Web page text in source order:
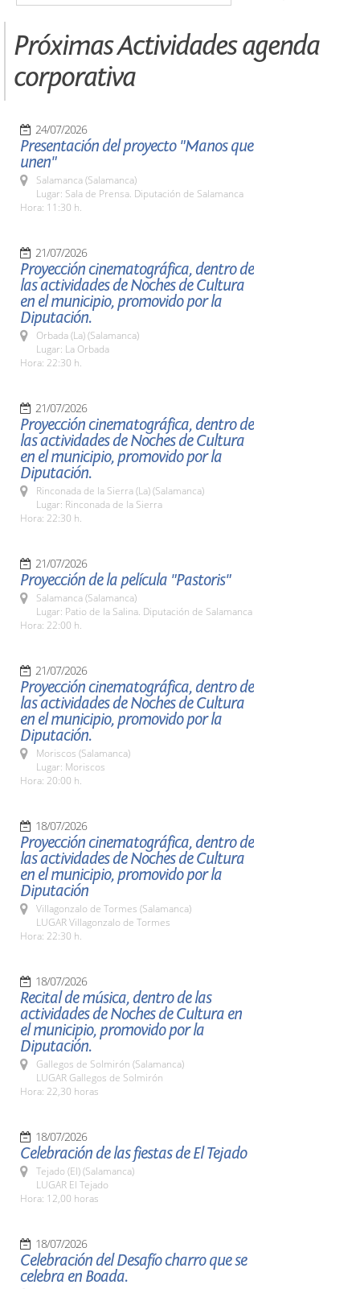
Próximas Actividades agenda
corporativa
24/07/2026
Presentación del proyecto "Manos que
unen"
Salamanca (Salamanca)
Lugar: Sala de Prensa. Diputación de Salamanca
Hora: 11:30 h.
21/07/2026
Proyección cinematográfica, dentro de
las actividades de Noches de Cultura
en el municipio, promovido por la
Diputación.
Orbada (La) (Salamanca)
Lugar: La Orbada
Hora: 22:30 h.
21/07/2026
Proyección cinematográfica, dentro de
las actividades de Noches de Cultura
en el municipio, promovido por la
Diputación.
Rinconada de la Sierra (La) (Salamanca)
Lugar: Rinconada de la Sierra
Hora: 22:30 h.
21/07/2026
Proyección de la película "Pastoris"
Salamanca (Salamanca)
Lugar: Patio de la Salina. Diputación de Salamanca
Hora: 22:00 h.
21/07/2026
Proyección cinematográfica, dentro de
las actividades de Noches de Cultura
en el municipio, promovido por la
Diputación.
Moriscos (Salamanca)
Lugar: Moriscos
Hora: 20:00 h.
18/07/2026
Proyección cinematográfica, dentro de
las actividades de Noches de Cultura
en el municipio, promovido por la
Diputación
Villagonzalo de Tormes (Salamanca)
LUGAR Villagonzalo de Tormes
Hora: 22:30 h.
18/07/2026
Recital de música, dentro de las
actividades de Noches de Cultura en
el municipio, promovido por la
Diputación.
Gallegos de Solmirón (Salamanca)
LUGAR Gallegos de Solmirón
Hora: 22,30 horas
18/07/2026
Celebración de las fiestas de El Tejado
Tejado (El) (Salamanca)
LUGAR El Tejado
Hora: 12,00 horas
18/07/2026
Celebración del Desafío charro que se
celebra en Boada.